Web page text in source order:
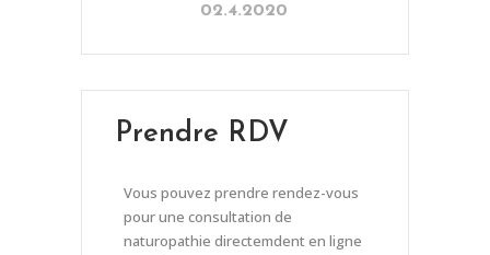
02.4.2020
Prendre RDV
Vous pouvez prendre rendez-vous
pour une consultation de
naturopathie directemdent en ligne